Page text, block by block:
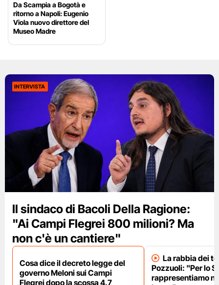
Da Scampia a Bogotà e
ritorno a Napoli: Eugenio
Viola nuovo direttore del
Museo Madre
INTERVISTA
Il sindaco di Bacoli Della Ragione:
"Ai Campi Flegrei 800 milioni? Ma
non c'è un cantiere"
Cosa dice il decreto legge del
governo Meloni sui Campi
Flegrei dopo la scossa 4.7
La rabbia dei
Pozzuoli: "Per lo
rappresentiamo